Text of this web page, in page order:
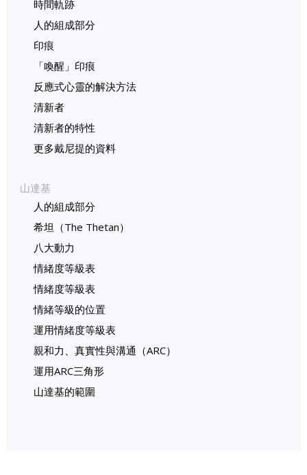
時間軌跡
人的組成部分
印痕
「喚醒」印痕
反應式心靈的解決方法
清新者
清新者的特性
更多戴尼提的資料
山達基
人的組成部分
希坦（The Thetan）
八大動力
情緒度等級表
情緒度等級表
情緒等級的位置
運用情緒度等級表
親和力、真實性與溝通（ARC）
運用ARC三角形
山達基的範圍